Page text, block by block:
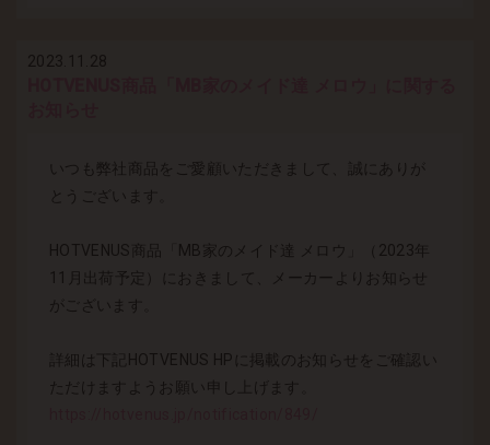
2023.11.28
いつも弊社商品をご愛顧いただきまして、誠にありが
とうございます。
HOTVENUS商品「MB家のメイド達 メロウ」（2023年
11月出荷予定）におきまして、メーカーよりお知らせ
がございます。
詳細は下記HOTVENUS HPに掲載のお知らせをご確認い
ただけますようお願い申し上げます。